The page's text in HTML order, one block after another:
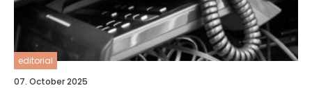
editorial
07. October 2025